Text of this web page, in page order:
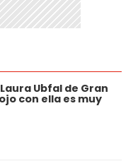
Ubfal de Gran
con ella es muy